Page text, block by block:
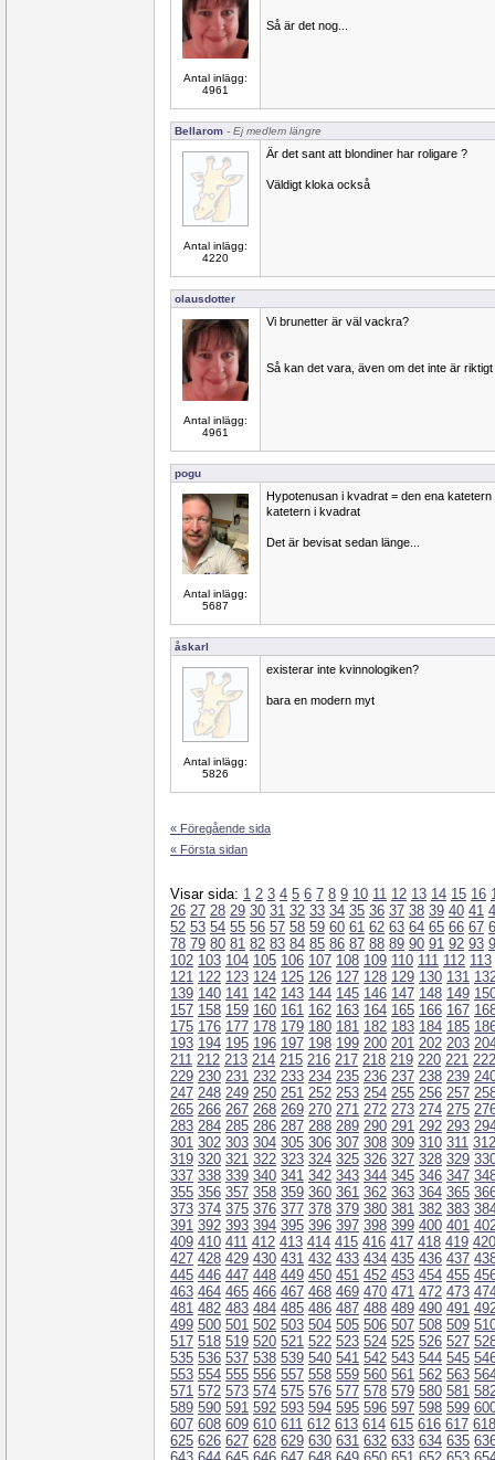
Antal inlägg:
4961
Så är det nog...
Bellarom - Ej medlem längre
Antal inlägg:
4220
Är det sant att blondiner har roligare ?
Väldigt kloka också
olausdotter
Antal inlägg:
4961
Vi brunetter är väl vackra?
Så kan det vara, även om det inte är
pogu
Antal inlägg:
5687
Hypotenusan i kvadrat = den ena
katetern i kvadrat
Det är bevisat sedan länge...
åskarl
Antal inlägg:
5826
existerar inte kvinnologiken?
bara en modern myt
« Föregående sida
« Första sidan
Visar sida: 1 2 3 4 5 6 7 8 9 10 11 12 13 14 15 16
26 27 28 29 30 31 32 33 34 35 36 37 38 39 40 41
52 53 54 55 56 57 58 59 60 61 62 63 64 65 66 67
78 79 80 81 82 83 84 85 86 87 88 89 90 91 92 93
102 103 104 105 106 107 108 109 110 111 112 113
121 122 123 124 125 126 127 128 129 130 131
139 140 141 142 143 144 145 146 147 148 149
157 158 159 160 161 162 163 164 165 166 167
175 176 177 178 179 180 181 182 183 184 185
193 194 195 196 197 198 199 200 201 202 203
211 212 213 214 215 216 217 218 219 220 221 222
229 230 231 232 233 234 235 236 237 238 239
247 248 249 250 251 252 253 254 255 256 257
265 266 267 268 269 270 271 272 273 274 275
283 284 285 286 287 288 289 290 291 292 293
301 302 303 304 305 306 307 308 309 310 311 312
319 320 321 322 323 324 325 326 327 328 329
337 338 339 340 341 342 343 344 345 346 347
355 356 357 358 359 360 361 362 363 364 365
373 374 375 376 377 378 379 380 381 382 383
391 392 393 394 395 396 397 398 399 400 401
409 410 411 412 413 414 415 416 417 418 419 420
427 428 429 430 431 432 433 434 435 436 437
445 446 447 448 449 450 451 452 453 454 455
463 464 465 466 467 468 469 470 471 472 473
481 482 483 484 485 486 487 488 489 490 491
499 500 501 502 503 504 505 506 507 508 509
517 518 519 520 521 522 523 524 525 526 527
535 536 537 538 539 540 541 542 543 544 545
553 554 555 556 557 558 559 560 561 562 563
571 572 573 574 575 576 577 578 579 580 581
589 590 591 592 593 594 595 596 597 598 599
607 608 609 610 611 612 613 614 615 616 617 618
625 626 627 628 629 630 631 632 633 634 635